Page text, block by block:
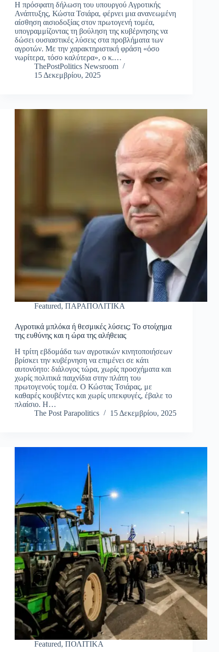
Η πρόσφατη δήλωση του υπουργού Αγροτικής
Ανάπτυξης, Κώστα Τσιάρα, φέρνει μια ανανεωμένη
αίσθηση αισιοδοξίας στον πρωτογενή τομέα,
υπογραμμίζοντας τη βούληση της κυβέρνησης να
δώσει ουσιαστικές λύσεις στα προβλήματα των
αγροτών. Με την χαρακτηριστική φράση «όσο
νωρίτερα, τόσο καλύτερα», ο κ.…
ThePostPolitics Newsroom
15 Δεκεμβρίου, 2025
Featured, ΠΑΡΑΠΟΛΙΤΙΚΑ
Αγροτικά μπλόκα ή θεσμικές λύσεις; Το στοίχημα
της ευθύνης και η ώρα της αλήθειας
Η τρίτη εβδομάδα των αγροτικών κινητοποιήσεων
βρίσκει την κυβέρνηση να επιμένει σε κάτι
αυτονόητο: διάλογος τώρα, χωρίς προσχήματα και
χωρίς πολιτικά παιχνίδια στην πλάτη του
πρωτογενούς τομέα. Ο Κώστας Τσιάρας, με
καθαρές κουβέντες και χωρίς υπεκφυγές, έβαλε το
πλαίσιο. Η…
The Post Parapolitics
15 Δεκεμβρίου, 2025
Featured, ΠΟΛΙΤΙΚΑ